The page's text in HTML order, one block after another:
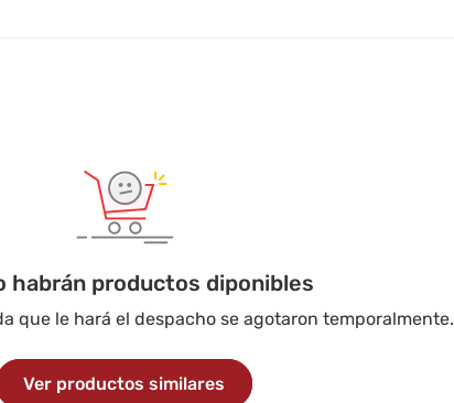
habrán productos diponibles
que le hará el despacho se agotaron temporalmente.
Ver productos similares